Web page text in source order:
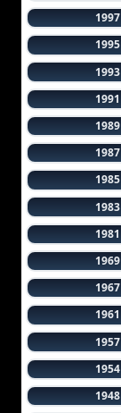
1997
1995
1993
1991
1989
1987
1985
1983
1981
1969
1967
1961
1957
1954
1948